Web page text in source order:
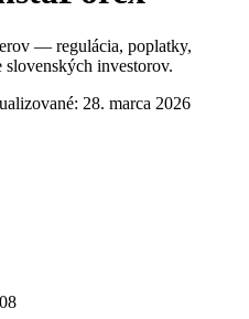
— regulácia, poplatky,
investorov.
28. marca 2026